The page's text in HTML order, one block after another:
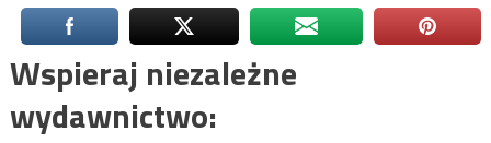
Wspieraj niezależne
wydawnictwo: